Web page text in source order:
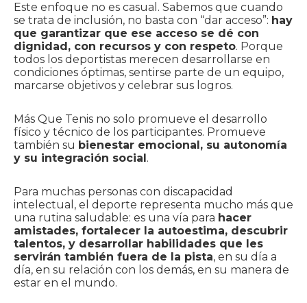
Este enfoque no es casual. Sabemos que cuando
se trata de inclusión, no basta con “dar acceso”: hay
que garantizar que ese acceso se dé con
dignidad, con recursos y con respeto. Porque
todos los deportistas merecen desarrollarse en
condiciones óptimas, sentirse parte de un equipo,
marcarse objetivos y celebrar sus logros.
Más Que Tenis no solo promueve el desarrollo
físico y técnico de los participantes. Promueve
también su bienestar emocional, su autonomía
y su integración social.
Para muchas personas con discapacidad
intelectual, el deporte representa mucho más que
una rutina saludable: es una vía para hacer
amistades, fortalecer la autoestima, descubrir
talentos, y desarrollar habilidades que les
servirán también fuera de la pista, en su día a
día, en su relación con los demás, en su manera de
estar en el mundo.